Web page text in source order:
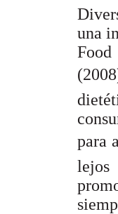
una
para
lejos